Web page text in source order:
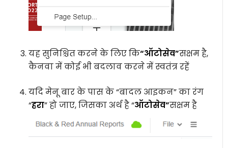
यह सुनिश्चित करने के लिए कि“ऑटोसेव”सक्षम है,
कैनवा में कोई भी बदलाव करने में स्वतंत्र रहें
यदि मेनू बार के पास के “बादल आइकन” का रंग
“हरा” हो जाए, जिसका अर्थ है “ऑटोसेव”सक्षम है